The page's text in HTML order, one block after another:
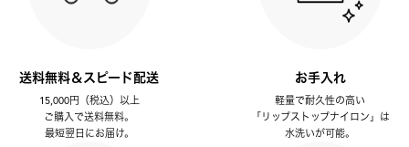
送料無料＆スピード配送
15,000円（税込）以上
ご購入で送料無料。
最短翌日にお届け。
お手入れ
軽量で耐久性の高い
「リップストップナイロン」は
水洗いが可能。